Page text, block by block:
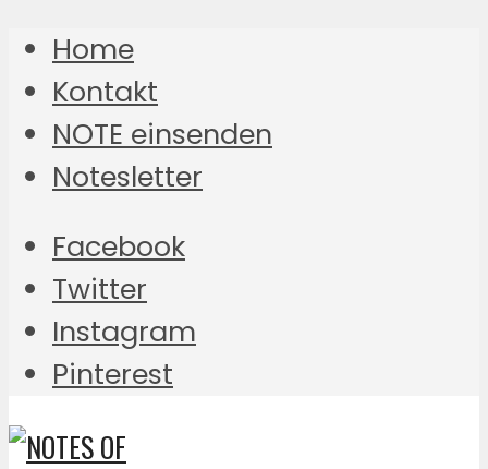
Home
Kontakt
NOTE einsenden
Notesletter
Facebook
Twitter
Instagram
Pinterest